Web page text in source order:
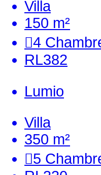
Villa
150 m²
4
RL382
Lumio
Villa
350 m²
5